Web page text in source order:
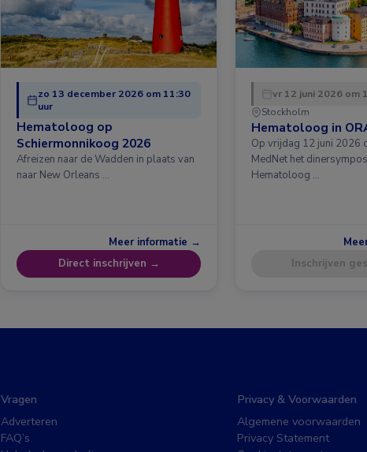
zo 13 december 2026 om 11:30
uur
Hematoloog op
Schiermonnikoog 2026
Afreizen naar de Wadden in plaats van
naar New Orleans …
Meer informatie →
Direct inschrijven →
vr 12 juni 2026 om
Stockholm
Hematoloog in
Op vrijdag 12 juni 2026
MedNet het
Hematoloog …
Inschrijven
Vragen
Adverteren
FAQ’s
Privacy & Voorwaarden
Algemene voorwaarden
Privacy Statement